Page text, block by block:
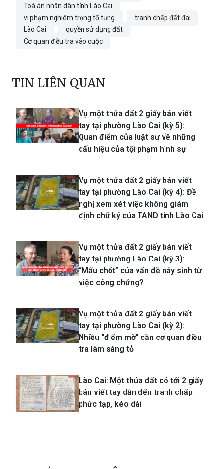
Toà án nhân dân tỉnh Lào Cai
vi phạm nghiêm trọng tố tụng
tranh chấp đất đai
Lào Cai
quyền sử dụng đất
Cơ quan điều tra vào cuộc
TIN LIÊN QUAN
Vụ một thửa đất 2 giấy bán viết
tay tại phường Lào Cai (kỳ 5):
Quan điểm của luật sư về những
dấu hiệu của tội phạm hình sự
Vụ một thửa đất 2 giấy bán viết
tay tại phường Lào Cai (kỳ 4): Đề
nghị xem xét việc không giám
định chữ ký của TAND tỉnh Lào Cai
Vụ một thửa đất 2 giấy bán viết
tay tại phường Lào Cai (kỳ 3):
“Mấu chốt” của vấn đề nảy sinh từ
việc công chứng?
Vụ một thửa đất 2 giấy bán viết
tay tại phường Lào Cai (kỳ 2):
Nhiều “điểm mờ” cần cơ quan điều
tra làm sáng tỏ
Lào Cai: Một thửa đất có tới 2 giấy
bán viết tay dẫn đến tranh chấp
phức tạp, kéo dài